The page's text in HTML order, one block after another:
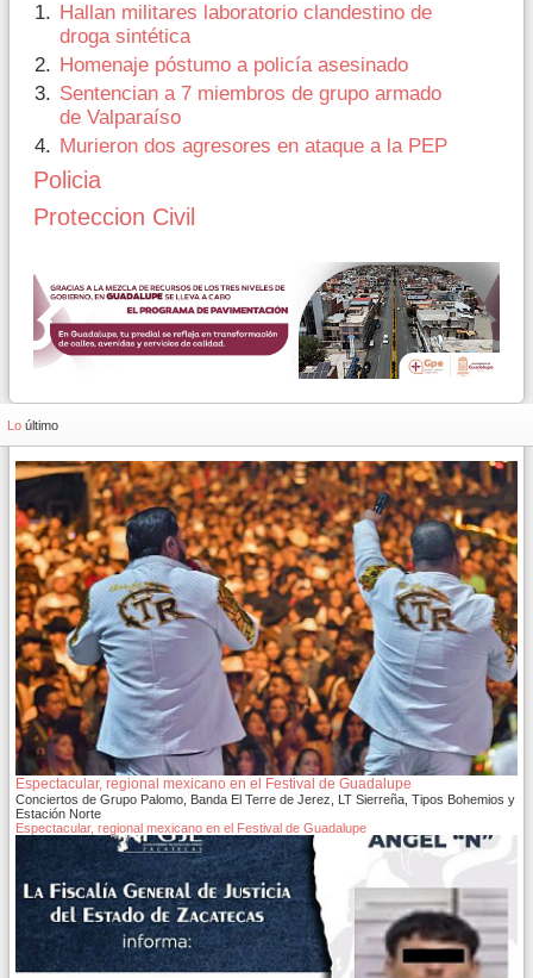
Hallan militares laboratorio clandestino de
droga sintética
Homenaje póstumo a policía asesinado
Sentencian a 7 miembros de grupo armado
de Valparaíso
Murieron dos agresores en ataque a la PEP
Policia
Proteccion Civil
Lo último
Espectacular, regional mexicano en el Festival de Guadalupe
Conciertos de Grupo Palomo, Banda El Terre de Jerez, LT Sierreña, Tipos Bohemios y
Estación Norte
Espectacular, regional mexicano en el Festival de Guadalupe